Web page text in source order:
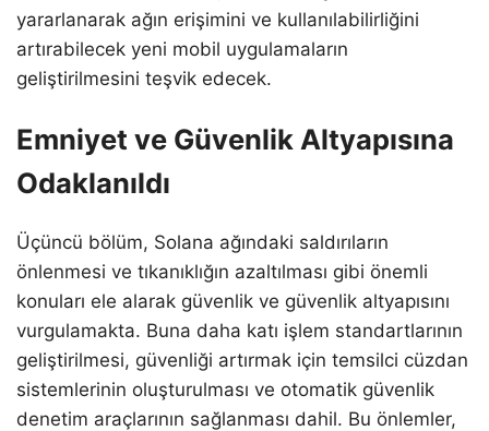
yararlanarak ağın erişimini ve kullanılabilirliğini
artırabilecek yeni mobil uygulamaların
geliştirilmesini teşvik edecek.
Emniyet ve Güvenlik Altyapısına
Odaklanıldı
Üçüncü bölüm, Solana ağındaki saldırıların
önlenmesi ve tıkanıklığın azaltılması gibi önemli
konuları ele alarak güvenlik ve güvenlik altyapısını
vurgulamakta. Buna daha katı işlem standartlarının
geliştirilmesi, güvenliği artırmak için temsilci cüzdan
sistemlerinin oluşturulması ve otomatik güvenlik
denetim araçlarının sağlanması dahil. Bu önlemler,